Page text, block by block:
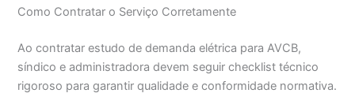
Como Contratar o Serviço Corretamente
Ao contratar estudo de demanda elétrica para AVCB,
síndico e administradora devem seguir checklist técnico
rigoroso para garantir qualidade e conformidade normativa.